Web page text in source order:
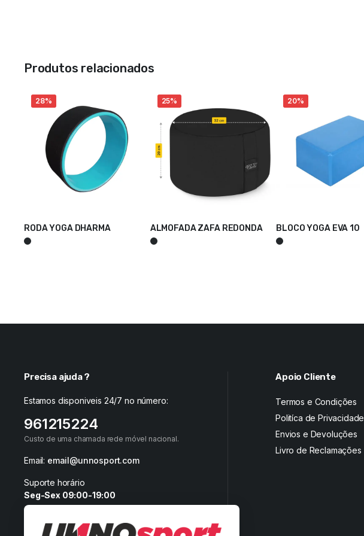
Produtos relacionados
28%
RODA YOGA DHARMA
ADICIONAR
25%
ALMOFADA ZAFA REDONDA
ADICIONAR
20%
BLOCO YOGA EVA 10
ADICIONAR
Precisa ajuda ?
Estamos disponiveis 24/7 no número:
961215224
Custo de uma chamada rede móvel nacional.
Email: email@unnosport.com
Suporte horário
Seg-Sex 09:00-19:00
Apoio Cliente
Termos e Condições
Politíca de Privacidade
Envios e Devoluções
Livro de Reclamações